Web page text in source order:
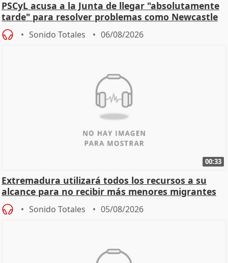
PSCyL acusa a la Junta de llegar "absolutamente
tarde" para resolver problemas como Newcastle
Sonido Totales 06/08/2026
00:33
Extremadura utilizará todos los recursos a su
alcance para no recibir más menores migrantes
Sonido Totales 05/08/2026